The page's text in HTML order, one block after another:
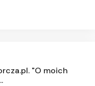
"O moich